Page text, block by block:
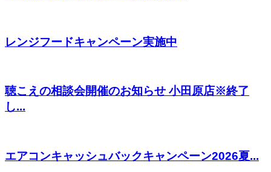
レンジフードキャンペーン実施中
聴こえの相談会開催のお知らせ 小田原店※終了
し...
エアコンキャッシュバックキャンペーン2026夏...